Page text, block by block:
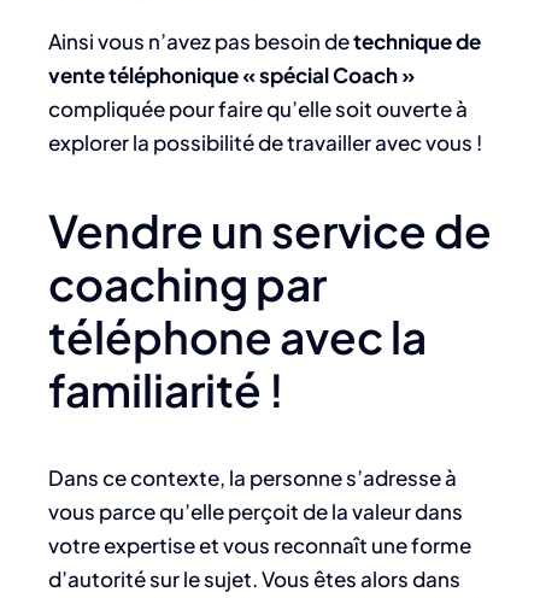
Ainsi vous n’avez pas besoin detechnique de
vente téléphonique « spécial Coach »
compliquée pour faire qu’elle soit ouverte à
explorer la possibilité de travailler avec vous !
Vendre un service de
coaching par
téléphone avec la
familiarité !
Dans ce contexte, la personne s’adresse à
vous parce qu’elle perçoit de la valeur dans
votre expertise et vous reconnaît une forme
d’autorité sur le sujet. Vous êtes alors dans